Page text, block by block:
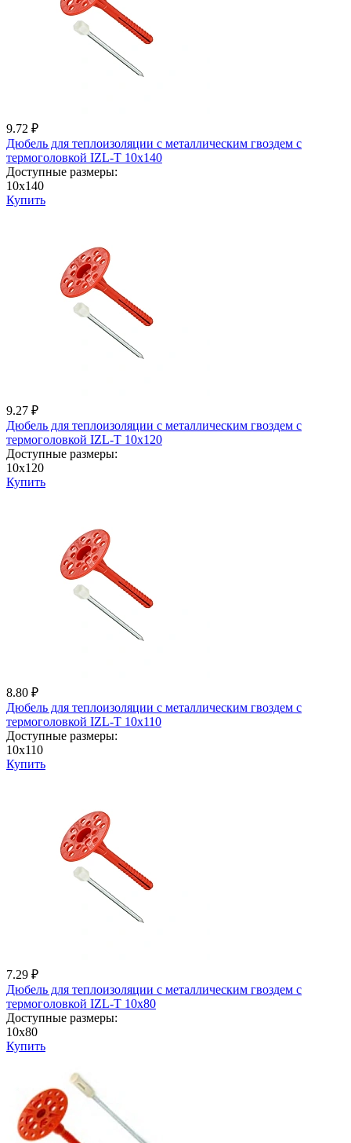
9.72 ₽
Дюбель для теплоизоляции с металличеcким гвоздем с
термоголовкой IZL-T 10x140
Доступные размеры:
10x140
Купить
9.27 ₽
Дюбель для теплоизоляции с металличеcким гвоздем с
термоголовкой IZL-T 10x120
Доступные размеры:
10x120
Купить
8.80 ₽
Дюбель для теплоизоляции с металличеcким гвоздем с
термоголовкой IZL-T 10x110
Доступные размеры:
10x110
Купить
7.29 ₽
Дюбель для теплоизоляции с металличеcким гвоздем с
термоголовкой IZL-T 10x80
Доступные размеры:
10x80
Купить